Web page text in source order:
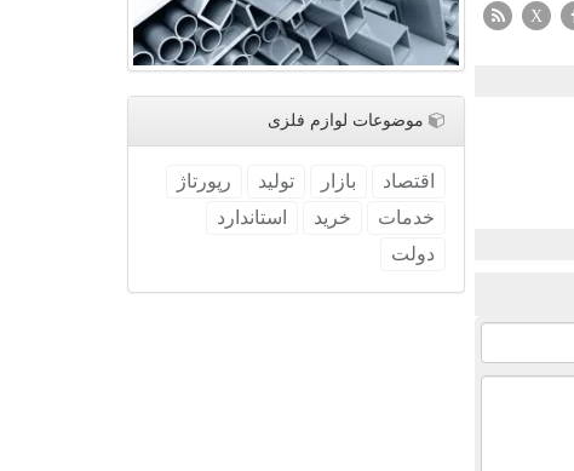
X
موضوعات لوازم فلزی
اقتصاد بازار تولید
رپورتاژ
خدمات
خرید
استاندارد
دولت